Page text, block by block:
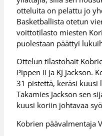
otteluita on pelattu jo
Basketballista otetun
voittotilasto miesten
puolestaan päättyi
Ottelun tilastohait
Pippen II ja KJ Jackson.
31 pistettä, keräsi kuusi
Takamies Jackson sen
kuusi koriin johtavaa
Kobrien päävalmentaja